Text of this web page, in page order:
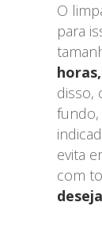
O
para
horas,
disso,
fundo,
evita
com